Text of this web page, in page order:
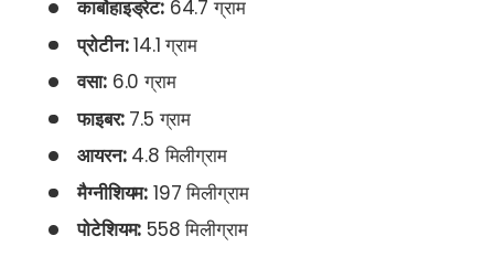
कार्बोहाइड्रेट: 64.7 ग्राम
प्रोटीन: 14.1 ग्राम
वसा: 6.0 ग्राम
फाइबर: 7.5 ग्राम
आयरन: 4.8 मिलीग्राम
मैग्नीशियम: 197 मिलीग्राम
पोटेशियम: 558 मिलीग्राम